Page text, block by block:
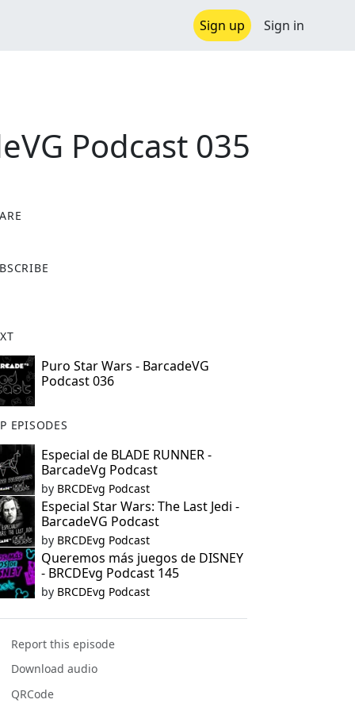
Sign up Sign in
Podcast 035
Puro Star Wars - BarcadeVG
Podcast 036
EPISODES
Especial de BLADE RUNNER -
BarcadeVg Podcast
by BRCDEvg Podcast
Especial Star Wars: The Last Jedi -
BarcadeVG Podcast
by BRCDEvg Podcast
Queremos más juegos de DISNEY
- BRCDEvg Podcast 145
by BRCDEvg Podcast
Report this episode
Download audio
QRCode